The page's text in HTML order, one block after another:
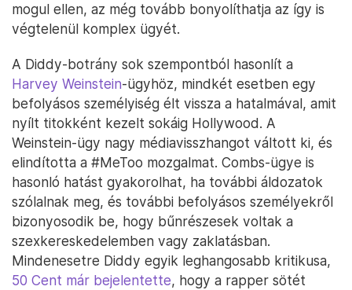
mogul ellen, az még tovább bonyolíthatja az így is
végtelenül komplex ügyét.
A Diddy-botrány sok szempontból hasonlít a
Harvey Weinstein-ügyhöz, mindkét esetben egy
befolyásos személyiség élt vissza a hatalmával, amit
nyílt titokként kezelt sokáig Hollywood. A
Weinstein-ügy nagy médiavisszhangot váltott ki, és
elindította a #MeToo mozgalmat. Combs-ügye is
hasonló hatást gyakorolhat, ha további áldozatok
szólalnak meg, és további befolyásos személyekről
bizonyosodik be, hogy bűnrészesek voltak a
szexkereskedelemben vagy zaklatásban.
Mindenesetre Diddy egyik leghangosabb kritikusa,
50 Cent már bejelentette, hogy a rapper sötét